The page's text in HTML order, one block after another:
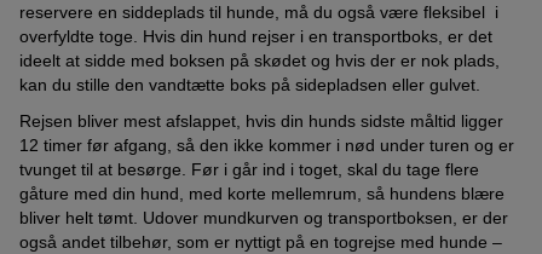
reservere en siddeplads til hunde, må du også være fleksibel i
overfyldte toge. Hvis din hund rejser i en transportboks, er det
ideelt at sidde med boksen på skødet og hvis der er nok plads,
kan du stille den vandtætte boks på sidepladsen eller gulvet.
Rejsen bliver mest afslappet, hvis din hunds sidste måltid ligger
12 timer før afgang, så den ikke kommer i nød under turen og er
tvunget til at besørge. Før i går ind i toget, skal du tage flere
gåture med din hund, med korte mellemrum, så hundens blære
bliver helt tømt. Udover mundkurven og transportboksen, er der
også andet tilbehør, som er nyttigt på en togrejse med hunde –